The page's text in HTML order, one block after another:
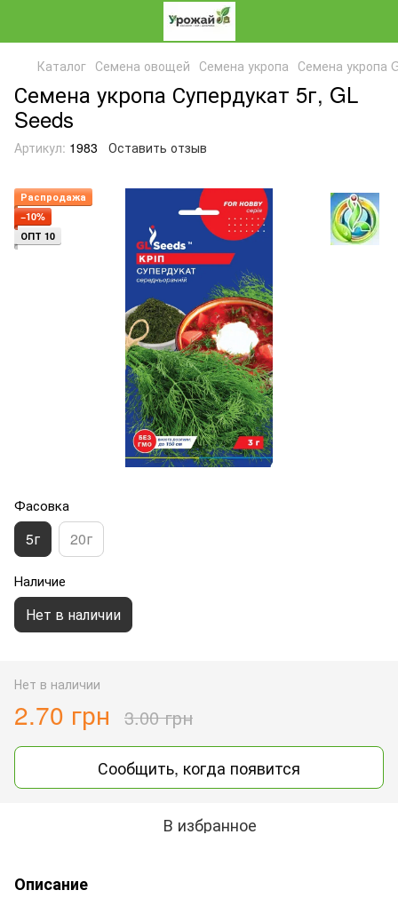
Каталог Семена овощей Семена укропа Семена укропа
Семена укропа Супердукат 5г, GL
Seeds
Артикул: 1983 Оставить отзыв
Распродажа
−10%
ОПТ 10
Фасовка
5г 20г
Наличие
Нет в наличии
Нет в наличии
2.70 грн 3.00 грн
Сообщить, когда появится
В избранное
Описание